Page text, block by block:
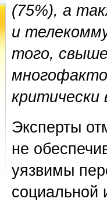
(75%), а
и
того,
критически
Эксперты
не
уязвимы
социальной